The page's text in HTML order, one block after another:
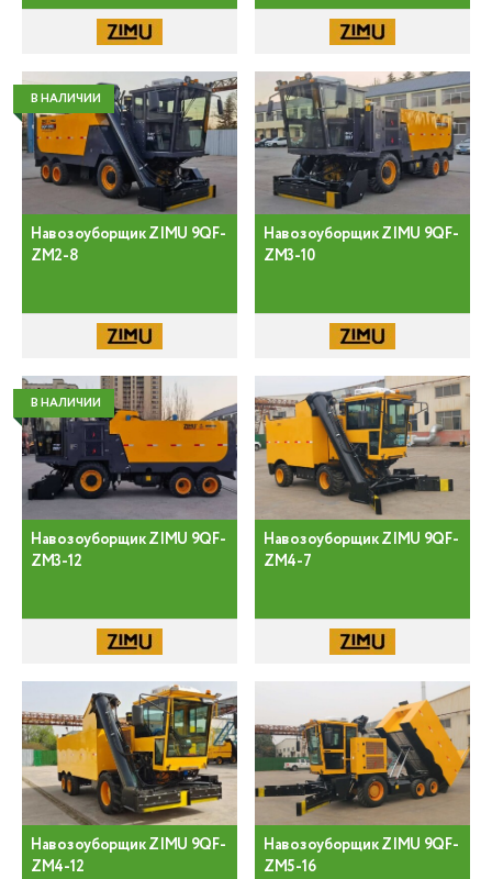
Навозоуборщик ZIMU 9QF-
ZM2-8
В НАЛИЧИИ
Навозоуборщик ZIMU 9QF-
ZM3-10
Навозоуборщик ZIMU 9QF-
ZM3-12
В НАЛИЧИИ
Навозоуборщик ZIMU 9QF-
ZM4-7
Навозоуборщик ZIMU 9QF-
ZM4-12
Навозоуборщик ZIMU 9QF-
ZM5-16